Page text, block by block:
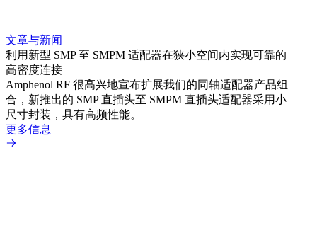
文章与新闻
利用新型 SMP 至 SMPM 适配器在狭小空间内实现可靠的
高密度连接
Amphenol RF 很高兴地宣布扩展我们的同轴适配器产品组
合，新推出的 SMP 直插头至 SMPM 直插头适配器采用小
尺寸封装，具有高频性能。
更多信息